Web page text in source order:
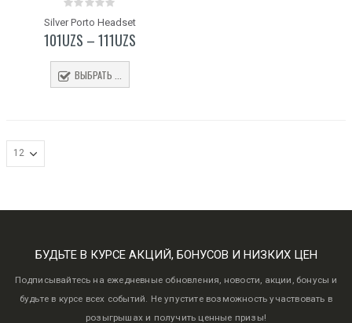
out
of
5
Silver Porto Headset
101UZS –111UZS
ВЫБРАТЬ ...
БУДЬТЕ В КУРСЕ АКЦИЙ, БОНУСОВ И НИЗКИХ ЦЕН
Подписывайтесь на ежедневные обновления, новости, акции, бонусы и
будьте в курсе всех событий. Не упустите возможность участвовать в
розыгрышах и получить ценные призы!